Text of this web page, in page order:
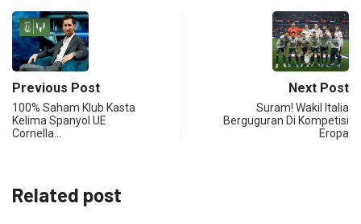
Previous Post
100% Saham Klub Kasta
Kelima Spanyol UE
Cornella…
Next Post
Suram! Wakil Italia
Berguguran Di Kompetisi
Eropa
Related post